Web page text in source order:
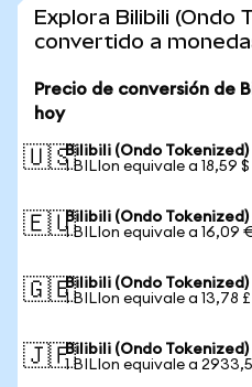
Explora Bilibili (Ondo
convertido a
Precio de conversión de
hoy
🇺🇸Bilibili (Ondo
1 BILIon equivale a 18,59 $
🇪🇺Bilibili (Ondo Tokenized)
1 BILIon equivale a 16,09
🇬🇧Bilibili (Ondo
1 BILIon equivale a 13,78 £
🇯🇵Bilibili (Ondo Tokenized)
1 BILIon equivale a